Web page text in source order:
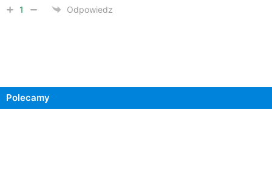
1 Odpowiedz
Polecamy